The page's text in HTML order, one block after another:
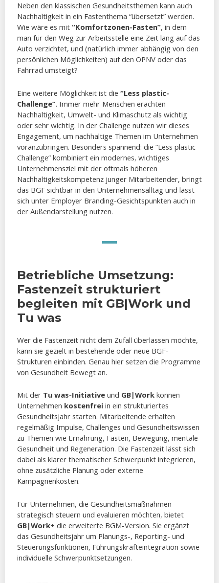
Neben den klassischen Gesundheitsthemen kann auch
Nachhaltigkeit in ein Fastenthema “übersetzt” werden.
Wie wäre es mit “Komfortzonen-Fasten”, in dem
man für den Weg zur Arbeitsstelle eine Zeit lang auf das
Auto verzichtet, und (natürlich immer abhängig von den
persönlichen Möglichkeiten) auf den ÖPNV oder das
Fahrrad umsteigt?
Eine weitere Möglichkeit ist die “Less plastic-
Challenge”. Immer mehr Menschen erachten
Nachhaltigkeit, Umwelt- und Klimaschutz als wichtig
oder sehr wichtig. In der Challenge nutzen wir dieses
Engagement, um nachhaltige Themen im Unternehmen
voranzubringen. Besonders spannend: die “Less plastic
Challenge” kombiniert ein modernes, wichtiges
Unternehmensziel mit der oftmals höheren
Nachhaltigkeitskompetenz junger Mitarbeitender, bringt
das BGF sichtbar in den Unternehmensalltag und lässt
sich unter Employer Branding-Gesichtspunkten auch in
der Außendarstellung nutzen.
Betriebliche Umsetzung:
Fastenzeit strukturiert
begleiten mit GB|Work und
Tu was
Wer die Fastenzeit nicht dem Zufall überlassen möchte,
kann sie gezielt in bestehende oder neue BGF-
Strukturen einbinden. Genau hier setzen die Programme
von Gesundheit Bewegt an.
Mit der Tu was-Initiative und GB|Work können
Unternehmen kostenfrei in ein strukturiertes
Gesundheitsjahr starten. Mitarbeitende erhalten
regelmäßig Impulse, Challenges und Gesundheitswissen
zu Themen wie Ernährung, Fasten, Bewegung, mentale
Gesundheit und Regeneration. Die Fastenzeit lässt sich
dabei als klarer thematischer Schwerpunkt integrieren,
ohne zusätzliche Planung oder externe
Kampagnenkosten.
Für Unternehmen, die Gesundheitsmaßnahmen
strategisch steuern und evaluieren möchten, bietet
GB|Work+ die erweiterte BGM-Version. Sie ergänzt
das Gesundheitsjahr um Planungs-, Reporting- und
Steuerungsfunktionen, Führungskräfteintegration sowie
individuelle Schwerpunktsetzungen.